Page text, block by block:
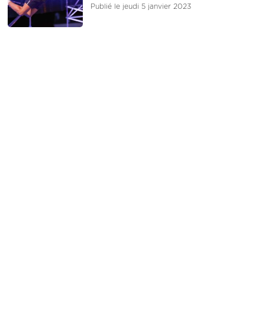
Publié le jeudi 5 janvier 2023